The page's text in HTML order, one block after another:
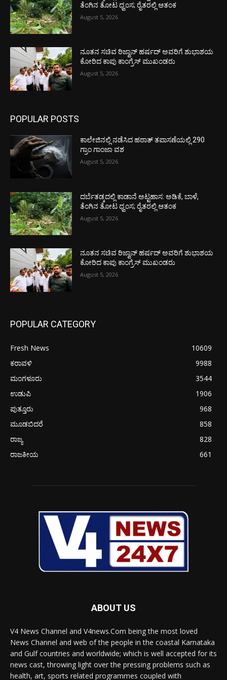
ತೆಂಗಿನ ತೋಟ ಧ್ವಂಸ; ರೈತರಲ್ಲಿ ಆತಂಕ
August 5, 2026
ನೂತನ ಸಚಿವ ರಿಜ್ವಾನ್ ಹರ್ಷದ್ ಅವರಿಗೆ ಶುಭಾಶಯ
ಕೋರಿದ ಕಾಪು ಕಾಂಗ್ರೆಸ್ ಮುಖಂಡರು
August 5, 2026
POPULAR POSTS
ಕಾಲೇಜಿನಲ್ಲಿ ನಡೆಸಿದ ಹಠಾತ್ ತಪಾಸಣೆಯಲ್ಲಿ 290
ಗ್ರಾಂ ಗಾಂಜಾ ವಶ
August 5, 2026
ದರ್ಬೆತಡ್ಕದಲ್ಲಿ ಕಾಡಾನೆ ಅಟ್ಟಹಾಸ: ಅಡಿಕೆ, ಬಾಳೆ,
ತೆಂಗಿನ ತೋಟ ಧ್ವಂಸ; ರೈತರಲ್ಲಿ ಆತಂಕ
August 5, 2026
ನೂತನ ಸಚಿವ ರಿಜ್ವಾನ್ ಹರ್ಷದ್ ಅವರಿಗೆ ಶುಭಾಶಯ
ಕೋರಿದ ಕಾಪು ಕಾಂಗ್ರೆಸ್ ಮುಖಂಡರು
August 5, 2026
POPULAR CATEGORY
Fresh News
10609
ಕರಾವಳಿ
9988
ಮಂಗಳೂರು
3544
ಉಡುಪಿ
1906
ಪುತ್ತೂರು
968
ಮೂಡಬಿದರೆ
858
ರಾಜ್ಯ
828
ರಾಜಕೀಯ
661
ABOUT US
V4 News Channel and V4news.Com being the most loved
News Channel and web of the people in the coastal Karnataka
and Gulf countries and worldwide; which is well accepted for its
news cast, throwing light over the pressing problems such as
health, art, sports related programmes coupled with